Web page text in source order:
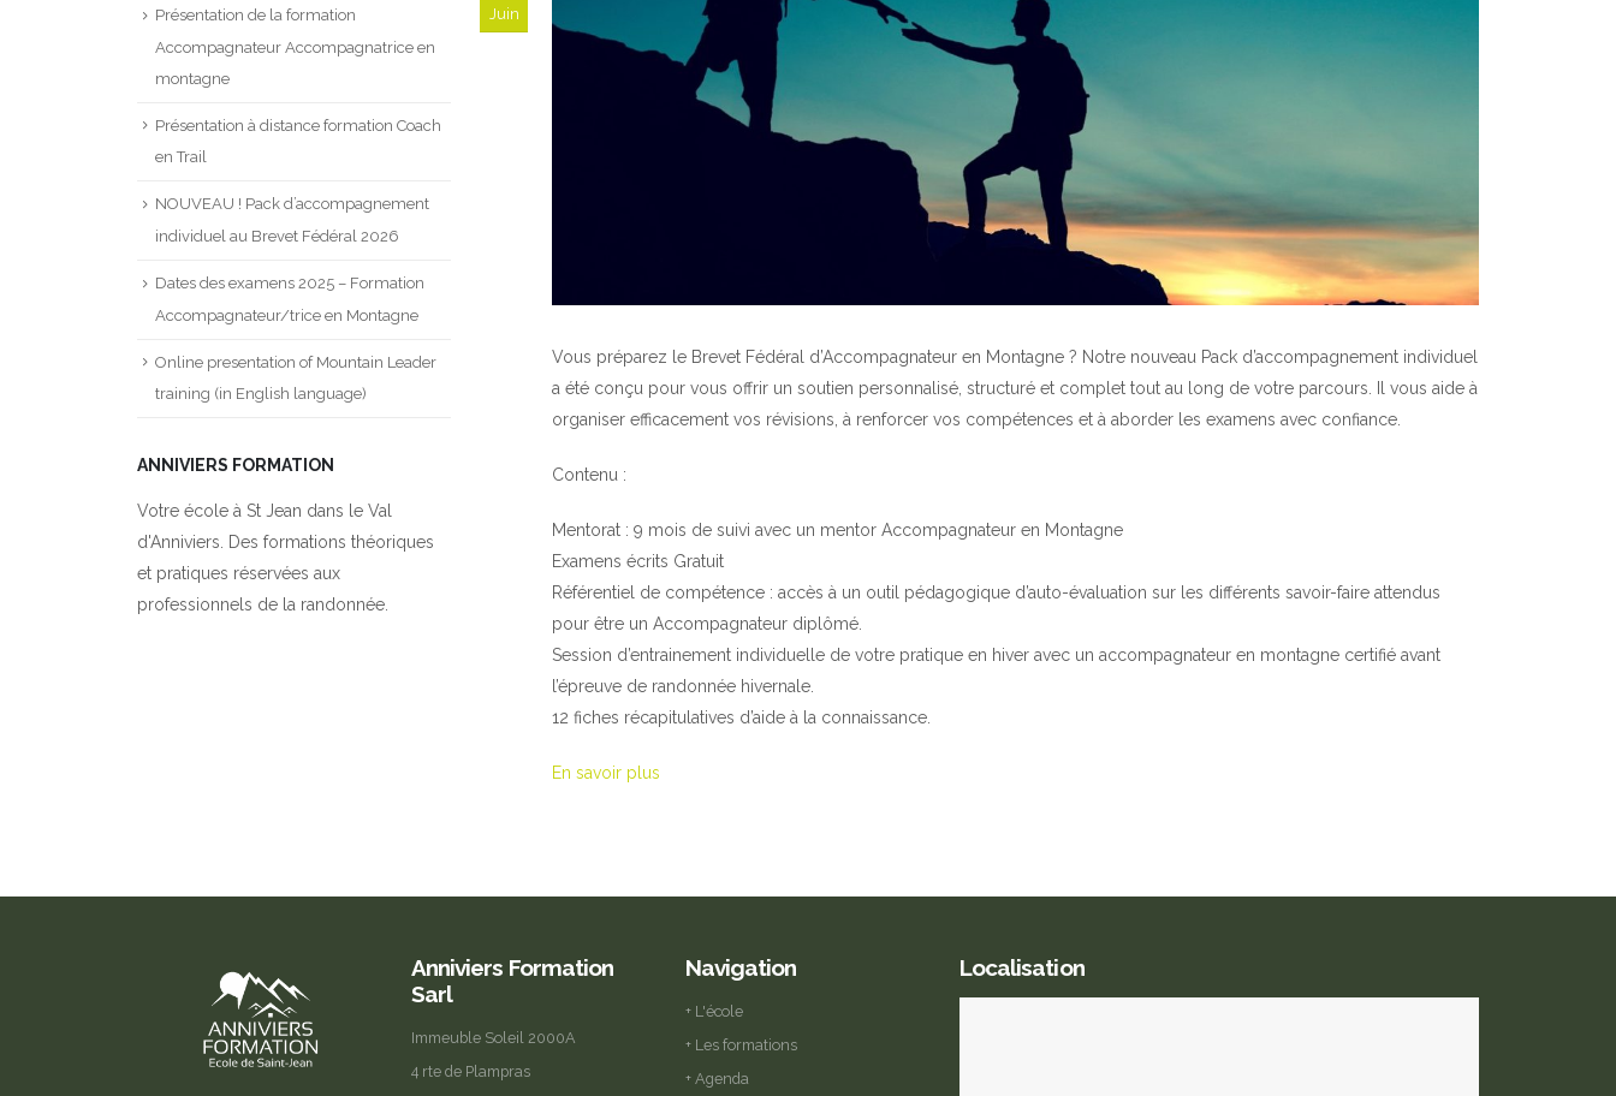
Juin
Vous préparez le Brevet Fédéral d’Accompagnateur en Montagne ? Notre nouveau Pack d’accompagnement individuel
a été conçu pour vous offrir un soutien personnalisé, structuré et complet tout au long de votre parcours. Il vous aide à
organiser efficacement vos révisions, à renforcer vos compétences et à aborder les examens avec confiance.
Contenu :
Mentorat : 9 mois de suivi avec un mentor Accompagnateur en Montagne
Examens écrits Gratuit
Référentiel de compétence : accès à un outil pédagogique d’auto-évaluation sur les différents savoir-faire attendus
pour être un Accompagnateur diplômé.
Session d’entrainement individuelle de votre pratique en hiver avec un accompagnateur en montagne certifié avant
l’épreuve de randonnée hivernale.
12 fiches récapitulatives d’aide à la connaissance.
En savoir plus
Présentation de la formation
Accompagnateur Accompagnatrice en
montagne
Présentation à distance formation Coach
en Trail
NOUVEAU ! Pack d’accompagnement
individuel au Brevet Fédéral 2026
Dates des examens 2025 – Formation
Accompagnateur/trice en Montagne
Online presentation of Mountain Leader
training (in English language)
ANNIVIERS FORMATION
Votre école à St Jean dans le Val
d'Anniviers. Des formations théoriques
et pratiques réservées aux
professionnels de la randonnée.
Anniviers Formation
Sarl
Immeuble Soleil 2000A
4 rte de Plampras
Navigation
+ L'école
+ Les formations
+ Agenda
Localisation